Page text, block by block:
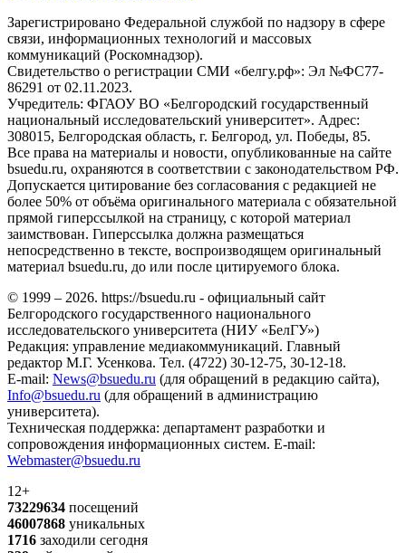
Зарегистрировано Федеральной службой по надзору в сфере
связи, информационных технологий и массовых
коммуникаций (Роскомнадзор).
Свидетельство о регистрации СМИ «белгу.рф»: Эл №ФС77-
86291 от 02.11.2023.
Учредитель: ФГАОУ ВО «Белгородский государственный
национальный исследовательский университет». Адрес:
308015, Белгородская область, г. Белгород, ул. Победы, 85.
Все права на материалы и новости, опубликованные на сайте
bsuedu.ru, охраняются в соответствии с законодательством РФ.
Допускается цитирование без согласования с редакцией не
более 50% от объёма оригинального материала с обязательной
прямой гиперссылкой на страницу, с которой материал
заимствован. Гиперссылка должна размещаться
непосредственно в тексте, воспроизводящем оригинальный
материал bsuedu.ru, до или после цитируемого блока.
© 1999 – 2026. https://bsuedu.ru - официальный сайт
Белгородского государственного национального
исследовательского университета (НИУ «БелГУ»)
Редакция: управление медиакоммуникаций. Главный
редактор М.Г. Усенкова. Тел. (4722) 30-12-75, 30-12-18.
E-mail: News@bsuedu.ru (для обращений в редакцию сайта),
Info@bsuedu.ru (для обращений в администрацию
университета).
Техническая поддержка: департамент разработки и
сопровождения информационных систем. E-mail:
Webmaster@bsuedu.ru
12+
73229634 посещений
46007868 уникальных
1716 заходили сегодня